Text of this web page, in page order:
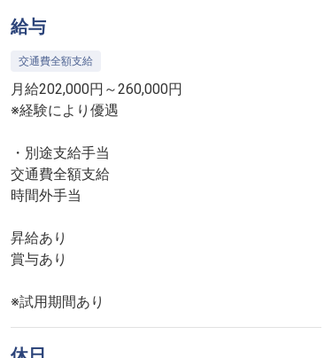
給与
交通費全額支給
月給202,000円～260,000円
※経験により優遇
・別途支給手当
交通費全額支給
時間外手当
昇給あり
賞与あり
※試用期間あり